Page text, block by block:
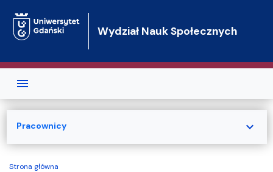
Wydział Nauk Społecznych
Strona główna
Pracownicy expand_more